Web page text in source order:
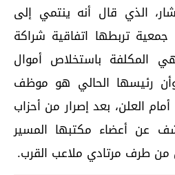
الذي قال أنه ينتمي إلى
تربطها اتفاقية شراكة
المكلفة باستخلاص أموال
رئيسها الحالي هو موظف
العلن، بعد إصرار من أحزاب
عن أعضاء مكتبها المسير
من طرف مرتادي ملاعب القرب.